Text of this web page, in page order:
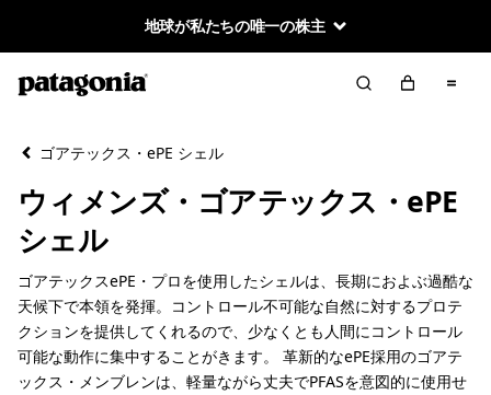
地球が私たちの唯一の株主
絞り込み／並び替え
絞り込み
カテゴリー
メンズ・ゴアテックス・ePE シェル
ウィメンズ・ゴアテックス・ePE シェル
絞り込み
在庫のあるサイズ
ゴアテックス・ePE シェル
ウィメンズ・ゴアテックス・ePE
シェル
ゴアテックスePE・プロを使用したシェルは、長期におよぶ過酷な
天候下で本領を発揮。コントロール不可能な自然に対するプロテ
クションを提供してくれるので、少なくとも人間にコントロール
可能な動作に集中することがきます。 革新的なePE採用のゴアテ
ックス・メンブレンは、軽量ながら丈夫でPFASを意図的に使用せ